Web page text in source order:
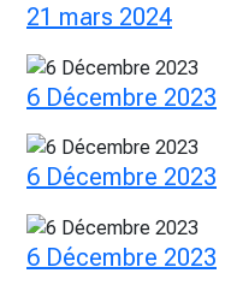
21 mars 2024
6 Décembre 2023
6 Décembre 2023
6 Décembre 2023